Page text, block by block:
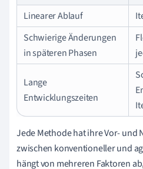
Linearer Ablauf
Schwierige Änderungen
in späteren Phasen
Lange
Entwicklungszeiten
Jede Methode hat ihre Vor- und
zwischen konventioneller und
hängt von mehreren Faktoren